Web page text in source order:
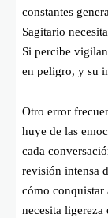
constantes
Sagitario
Si percibe
en peligro, y su
Otro error
huye de las
cada
revisión intensa
cómo conquistar
necesita